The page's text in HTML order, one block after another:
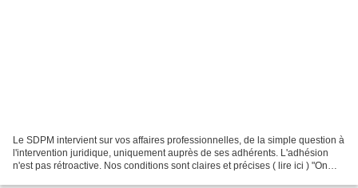
Le SDPM intervient sur vos affaires professionnelles, de la simple question à
l'intervention juridique, uniquement auprès de ses adhérents. L'adhésion
n'est pas rétroactive. Nos conditions sont claires et précises ( lire ici ) "On